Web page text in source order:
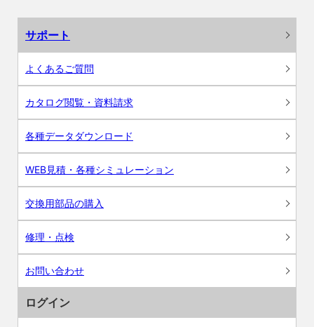
サポート
よくあるご質問
カタログ閲覧・資料請求
各種データダウンロード
WEB見積・各種シミュレーション
交換用部品の購入
修理・点検
お問い合わせ
ログイン